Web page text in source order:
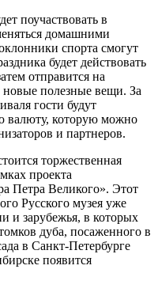
поучаствовать в
домашними
спорта смогут
будет действовать
отправится на
новые полезные вещи. За
гости будут
валюту, которую можно
и партнеров.
торжественная
проекта
Петра Великого». Этот
Русского музея уже
и зарубежья, в которых
дуба, посаженного в
в Санкт-Петербурге
появится